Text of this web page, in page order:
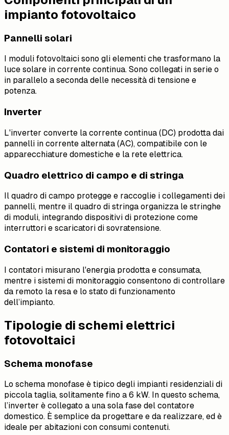
impianto fotovoltaico
Pannelli solari
I moduli fotovoltaici sono gli elementi che trasformano la
luce solare in corrente continua. Sono collegati in serie o
in parallelo a seconda delle necessità di tensione e
potenza.
Inverter
L'inverter converte la corrente continua (DC) prodotta dai
pannelli in corrente alternata (AC), compatibile con le
apparecchiature domestiche e la rete elettrica.
Quadro elettrico di campo e di stringa
Il quadro di campo protegge e raccoglie i collegamenti dei
pannelli, mentre il quadro di stringa organizza le stringhe
di moduli, integrando dispositivi di protezione come
interruttori e scaricatori di sovratensione.
Contatori e sistemi di monitoraggio
I contatori misurano l'energia prodotta e consumata,
mentre i sistemi di monitoraggio consentono di controllare
da remoto la resa e lo stato di funzionamento
dell’impianto.
Tipologie di schemi elettrici
fotovoltaici
Schema monofase
Lo schema monofase è tipico degli impianti residenziali di
piccola taglia, solitamente fino a 6 kW. In questo schema,
l’inverter è collegato a una sola fase del contatore
domestico. È semplice da progettare e da realizzare, ed è
ideale per abitazioni con consumi contenuti.